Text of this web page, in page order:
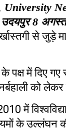
University
8
से जुड़े
के पक्ष में दिए
को
में
के उल्लंघन